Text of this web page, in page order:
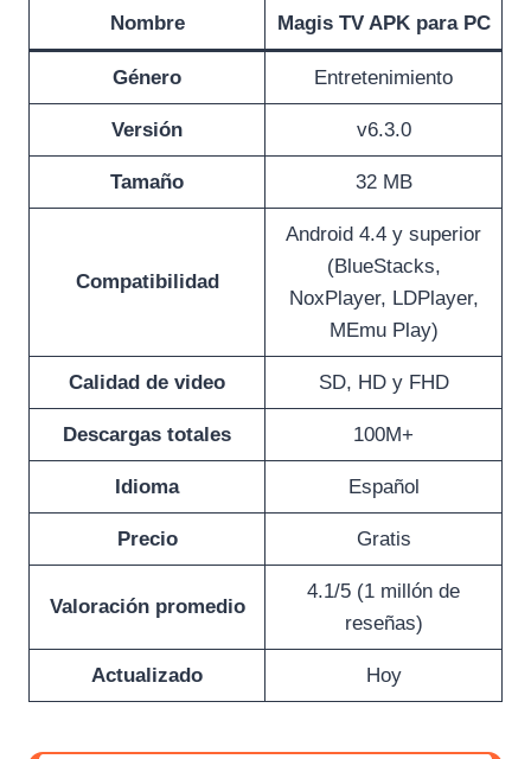
Nombre Magis TV APK para PC
Género Entretenimiento
Versión v6.3.0
Tamaño 32 MB
Compatibilidad
Android 4.4 y superior
(BlueStacks,
NoxPlayer, LDPlayer,
MEmu Play)
Calidad de video SD, HD y FHD
Descargas totales 100M+
Idioma Español
Precio Gratis
Valoración promedio
4.1/5 (1 millón de
reseñas)
Actualizado Hoy